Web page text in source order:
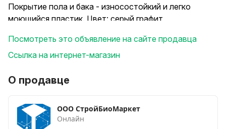
Покрытие пола и бака - износостойкий и легко
моющийся пластик. Цвет: серый графит
панелей.
Теперь благодаря граненому профилю скрепляемых
увеличивает общую жесткость конструкции.
профилем внизу дверного проема.
Дверь крепится к дверному проёму по полной
Посмотреть это объявление на сайте продавца
Ссылка на интернет-магазин
О продавце
ООО СтройБиоМаркет
Онлайн